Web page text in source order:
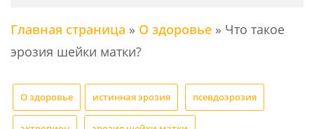
Главная страница » О здоровье » Что такое
эрозия шейки матки?
О здоровье истинная эрозия псевдоэрозия